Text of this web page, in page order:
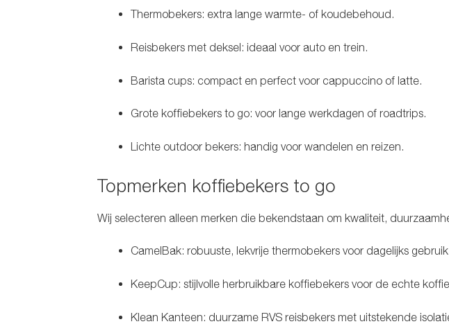
Thermobekers: extra lange warmte- of koudebehoud.
Reisbekers met deksel: ideaal voor auto en trein.
Barista cups: compact en perfect voor cappuccino of latte.
Grote koffiebekers to go: voor lange werkdagen of roadtrips.
Lichte outdoor bekers: handig voor wandelen en reizen.
Topmerken koffiebekers to go
Wij selecteren alleen merken die bekendstaan om kwaliteit,
CamelBak: robuuste, lekvrije thermobekers voor dagelijks
KeepCup: stijlvolle herbruikbare koffiebekers voor de echte
Klean Kanteen: duurzame RVS reisbekers met uitstekende